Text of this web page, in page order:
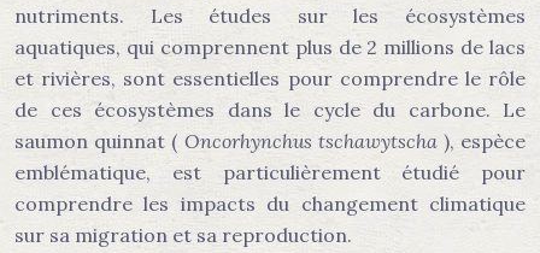
nutriments. Les études sur les écosystèmes
aquatiques, qui comprennent plus de 2 millions de lacs
et rivières, sont essentielles pour comprendre le rôle
de ces écosystèmes dans le cycle du carbone. Le
saumon quinnat ( Oncorhynchus tschawytscha ), espèce
emblématique, est particulièrement étudié pour
comprendre les impacts du changement climatique
sur sa migration et sa reproduction.